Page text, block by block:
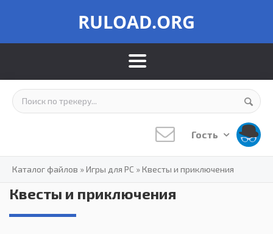
RULOAD.ORG
Гость
Каталог файлов »Игры для PC »Квесты и приключения
Квесты и приключения